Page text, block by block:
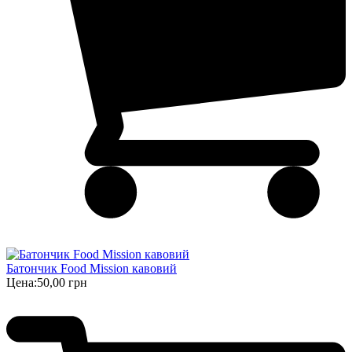
Батончик Food Mission кавовий
Цена:50,00 грн